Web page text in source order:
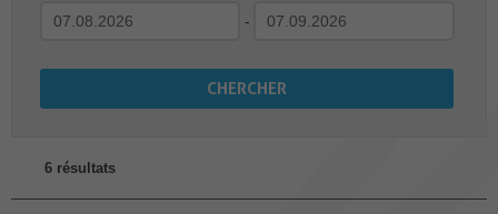
-
6 résultats